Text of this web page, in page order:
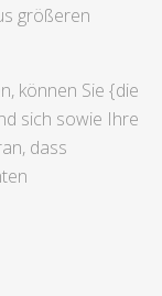
größeren
können Sie {die
sich sowie Ihre
dass